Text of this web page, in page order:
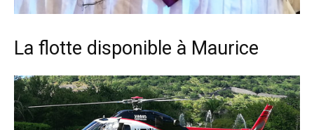
La flotte disponible à Maurice